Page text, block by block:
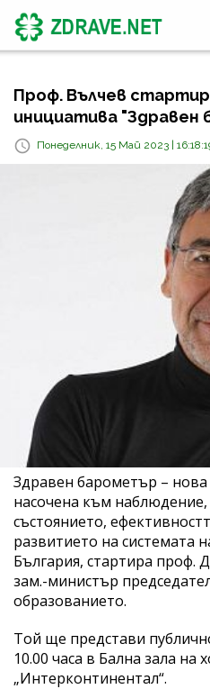
Проф. Вълчев
инициатива "Здравен
Понеделник, 15 Май 2023 |
Здравен барометър –
насочена към
състоянието,
развитието на системата
България, стартира проф.
зам.-министър
образованието.
Той ще представи
10.00 часа в Бална зала на
„Интерконтинентал“.